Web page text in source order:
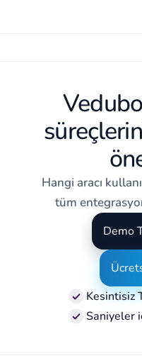
Hangi aracı
tüm
Demo
Demo
Kesintisiz
Saniyeler